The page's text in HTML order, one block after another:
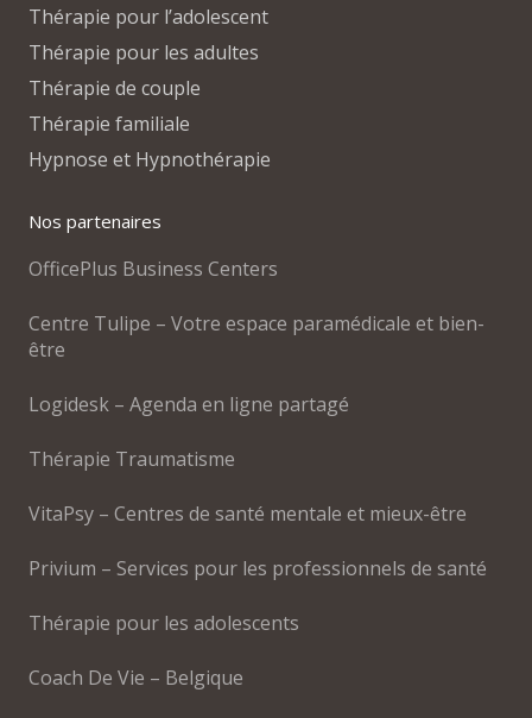
Thérapie pour l’adolescent
Thérapie pour les adultes
Thérapie de couple
Thérapie familiale
Hypnose et Hypnothérapie
Nos partenaires
OfficePlus Business Centers
Centre Tulipe – Votre espace paramédicale et bien-
être
Logidesk – Agenda en ligne partagé
Thérapie Traumatisme
VitaPsy – Centres de santé mentale et mieux-être
Privium – Services pour les professionnels de santé
Thérapie pour les adolescents
Coach De Vie – Belgique